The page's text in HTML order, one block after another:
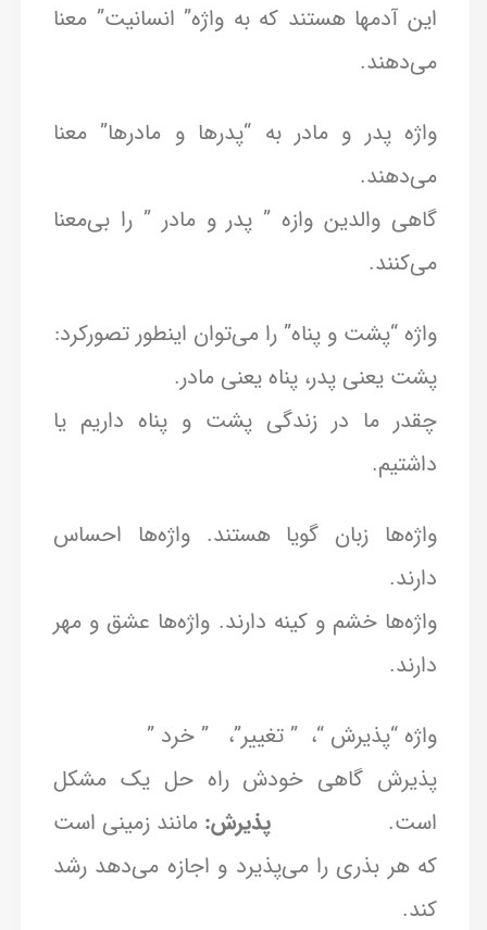
این آدمها هستند که به واژه” انسانیت” معنا
می‌دهند.
واژه پدر و مادر به “پدرها و مادرها” معنا
می‌دهند.
گاهی والدین وازه ” پدر و مادر ” را بی‌معنا
می‌کنند.
واژه “پشت و پناه” را می‌توان اینطور تصورکرد:
پشت یعنی پدر، پناه یعنی مادر.
چقدر ما در زندگی پشت و پناه داریم یا
داشتیم.
واژه‌ها زبان گویا هستند. واژه‌ها احساس
دارند.
واژه‌ها خشم و کینه دارند. واژه‌ها عشق و مهر
دارند.
واژه “پذیرش “، ” تغییر”، ” خرد ”
پذیرش گاهی خودش راه حل یک مشکل
است. پذیرش: مانند زمینی است
که هر بذری را می‌پذیرد و اجازه می‌دهد رشد
کند.